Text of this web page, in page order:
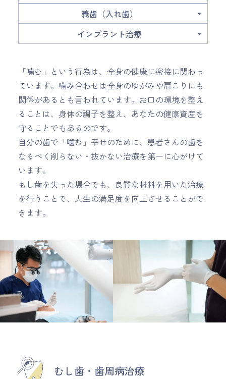
義歯（入れ歯）
インプラント治療
「噛む」という行為は、全身の健康に密接に関わっ
ています。噛み合わせは全身のゆがみや肩こりにも
関係があるとも言われています。お口の環境を整え
ることは、身体の調子を整え、あなたの健康資産を
守ることでもあるのです。
自分の歯で「噛む」幸せのために、患者さんの歯を
なるべく削らない・抜かない治療を第一に心がけて
います。
もし歯を失った場合でも、良質な材料を用いた治療
を行うことで、人生の満足度を向上させることがで
きます。
むし歯・歯周病治療